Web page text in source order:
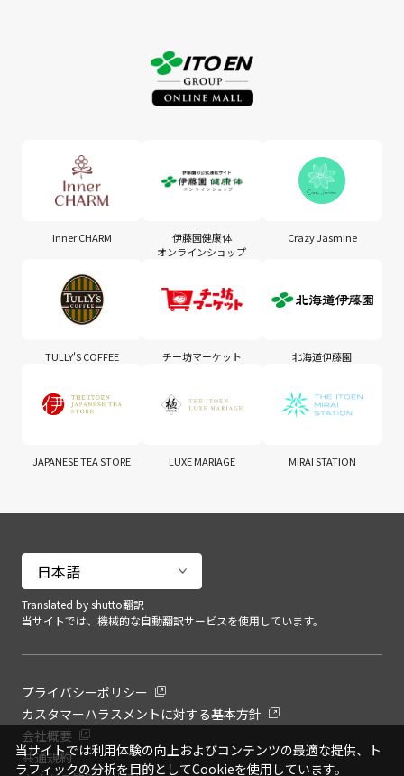
Translated by shutto翻訳
当サイトでは、機械的な自動翻訳サービスを使用しています。
Inner CHARM
伊藤園健康体
オンラインショップ
Crazy Jasmine
TULLY'S COFFEE チー坊マーケット 北海道伊藤園
JAPANESE TEA STORE LUXE MARIAGE MIRAI STATION
プライバシーポリシー
カスタマーハラスメントに対する基本方針
会社概要
共通規約
当サイトでは利用体験の向上およびコンテンツの最適な提供、ト
ラフィックの分析を目的としてCookieを使用しています。